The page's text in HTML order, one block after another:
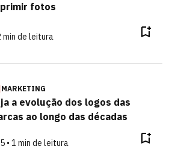
fotos
min de leitura
MARKETING
a evolução dos logos das
ao longo das décadas
• 1 min de leitura